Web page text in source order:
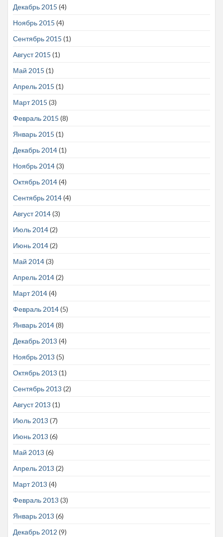
Декабрь 2015 (4)
Ноябрь 2015 (4)
Сентябрь 2015 (1)
Август 2015 (1)
Май 2015 (1)
Апрель 2015 (1)
Март 2015 (3)
Февраль 2015 (8)
Январь 2015 (1)
Декабрь 2014(1)
Ноябрь 2014(3)
Октябрь 2014(4)
Сентябрь 2014(4)
Август 2014(3)
Июль 2014(2)
Июнь 2014(2)
Май 2014(3)
Апрель 2014(2)
Март 2014(4)
Февраль 2014(5)
Январь 2014(8)
Декабрь 2013 (4)
Ноябрь 2013 (5)
Октябрь 2013 (1)
Сентябрь 2013 (2)
Август 2013 (1)
Июль 2013 (7)
Июнь 2013 (6)
Май 2013 (6)
Апрель 2013 (2)
Март 2013 (4)
Февраль 2013 (3)
Январь 2013 (6)
Декабрь 2012 (9)